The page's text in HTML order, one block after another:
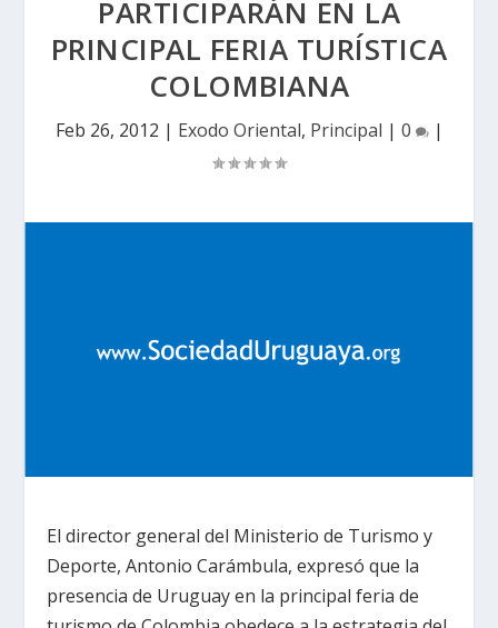
PARTICIPARÁN EN LA
PRINCIPAL FERIA TURÍSTICA
COLOMBIANA
Feb 26, 2012 | Exodo Oriental, Principal | 0 |
El director general del Ministerio de Turismo y
Deporte, Antonio Carámbula, expresó que la
presencia de Uruguay en la principal feria de